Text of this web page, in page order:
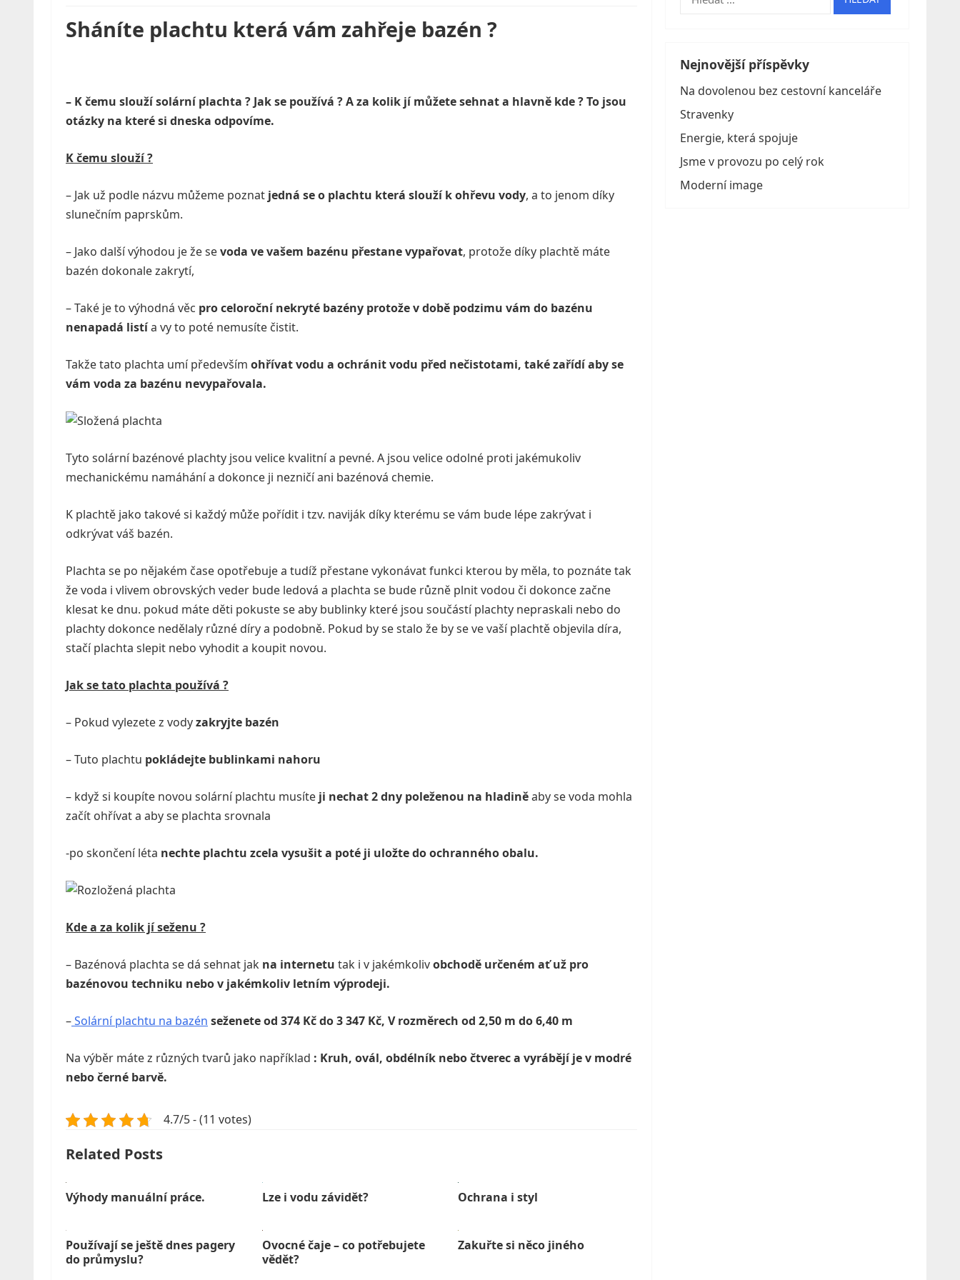
Sháníte plachtu která vám zahřeje bazén ?
– K čemu slouží solární plachta ? Jak se používá ? A za kolik jí můžete sehnat a hlavně kde ? To jsou
otázky na které si dneska odpovíme.
K čemu slouží ?
– Jak už podle názvu můžeme poznat jedná se o plachtu která slouží k ohřevu vody, a to jenom díky
slunečním paprskům.
– Jako další výhodou je že sevoda ve vašem bazénu přestane vypařovat, protože díky plachtě máte
bazén dokonale zakrytí,
– Také je to výhodná věc pro celoroční nekryté bazény protože v době podzimu vám do bazénu
nenapadá listía vy to poté nemusíte čistit.
Takže tato plachta umí především ohřívat vodu a ochránit vodu před nečistotami, také zařídí aby se
vám voda za bazénu nevypařovala.
Tyto solární bazénové plachty jsou velice kvalitní a pevné. A jsou velice odolné proti jakémukoliv
mechanickému namáhání a dokonce ji nezničí ani bazénová chemie.
K plachtě jako takové si každý může pořídit i tzv. naviják díky kterému se vám bude lépe zakrývat i
odkrývat váš bazén.
Plachta se po nějakém čase opotřebuje a tudíž přestane vykonávat funkci kterou by měla, to poznáte tak
že voda i vlivem obrovských veder bude ledová a plachta se bude různě plnit vodou či dokonce začne
klesat ke dnu. pokud máte děti pokuste se aby bublinky které jsou součástí plachty nepraskali nebo do
plachty dokonce nedělaly různé díry a podobně. Pokud by se stalo že by se ve vaší plachtě objevila díra,
stačí plachta slepit nebo vyhodit a koupit novou.
Jak se tato plachta používá ?
– Pokud vylezete z vodyzakryjte bazén
– Tuto plachtu pokládejte bublinkami nahoru
– když si koupíte novou solární plachtu musíte ji nechat 2 dny poleženou na hladiněaby se voda mohla
začít ohřívat a aby se plachta srovnala
-po skončení léta nechte plachtu zcela vysušit a poté ji uložte do ochranného obalu.
Kde a za kolik jí seženu ?
– Bazénová plachta se dá sehnat jak na internetu tak i v jakémkolivobchodě určeném ať už pro
bazénovou techniku nebo v jakémkoliv letním výprodeji.
–Solární plachtu na bazén seženete od 374 Kč do 3 347 Kč, V rozměrech od 2,50 m do 6,40 m
Na výběr máte z různých tvarů jako například : Kruh, ovál, obdélník nebo čtverec a vyrábějí je v modré
nebo černé barvě.
4.7/5 - (11 votes)
Related Posts
Výhody manuální práce. Lze i vodu závidět? Ochrana i styl
Používají se ještě dnes pagery
do průmyslu?
Ovocné čaje – co potřebujete
vědět?
Zakuřte si něco jiného
Nejnovější příspěvky
Na dovolenou bez cestovní kanceláře
Stravenky
Energie, která spojuje
Jsme v provozu po celý rok
Moderní image